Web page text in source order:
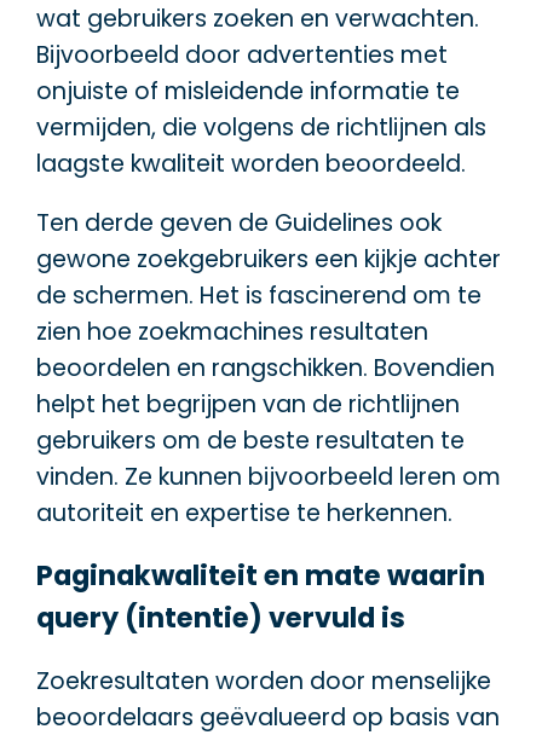
wat gebruikers zoeken en verwachten.
Bijvoorbeeld door advertenties met
onjuiste of misleidende informatie te
vermijden, die volgens de richtlijnen als
laagste kwaliteit worden beoordeeld.
Ten derde geven de Guidelines ook
gewone zoekgebruikers een kijkje achter
de schermen. Het is fascinerend om te
zien hoe zoekmachines resultaten
beoordelen en rangschikken. Bovendien
helpt het begrijpen van de richtlijnen
gebruikers om de beste resultaten te
vinden. Ze kunnen bijvoorbeeld leren om
autoriteit en expertise te herkennen.
Paginakwaliteit en mate waarin
query (intentie) vervuld is
Zoekresultaten worden door menselijke
beoordelaars geëvalueerd op basis van